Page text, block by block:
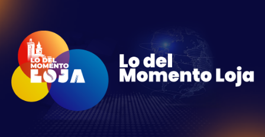
contenido